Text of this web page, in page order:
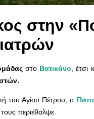
στην
στο Βατικάνο , έτσι
του Αγίου Πέτρου, ο
περιέθαλψε.